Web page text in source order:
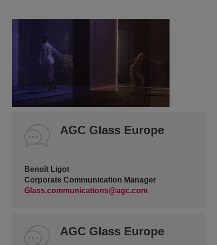
AGC Glass Europe
Benoît Ligot
Corporate Communication Manager
Glass.communications@agc.com
AGC Glass Europe